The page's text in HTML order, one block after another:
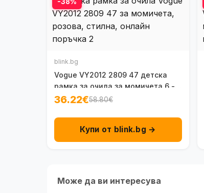
blink.bg
Vogue VY2012 2809 47 детска
рамка за очила за момичета 6 - 8
г.
36.22€58.80€
Купи от blink.bg →
Може да ви интересува